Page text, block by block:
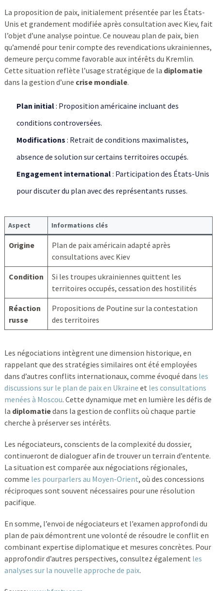
La proposition de paix, initialement présentée par les États-
Unis et grandement modifiée après consultation avec Kiev, fait
l’objet d’une analyse pointue. Ce nouveau plan de paix, bien
qu’amendé pour tenir compte des revendications ukrainiennes,
demeure perçu comme favorable aux intérêts du Kremlin.
Cette situation reflète l’usage stratégique de la diplomatie
dans la gestion d’une crise mondiale.
Plan initial: Proposition américaine incluant des
conditions controversées.
Modifications : Retrait de conditions maximalistes,
absence de solution sur certains territoires occupés.
Engagement international: Participation des États-Unis
pour discuter du plan avec des représentants russes.
Aspect Informations clés
Origine
Plan de paix américain adapté après
consultations avec Kiev
Condition
Si les troupes ukrainiennes quittent les
territoires occupés, cessation des hostilités
Réaction
russe
Propositions de Poutine sur la contestation
des territoires
Les négociations intègrent une dimension historique, en
rappelant que des stratégies similaires ont été employées
dans d’autres conflits internationaux, comme évoqué dans les
discussions sur le plan de paix en Ukraine et les consultations
menées à Moscou. Cette dynamique met en lumière les défis de
la diplomatiedans la gestion de conflits où chaque partie
cherche à préserver ses intérêts.
Les négociateurs, conscients de la complexité du dossier,
continueront de dialoguer afin de trouver un terrain d’entente.
La situation est comparée aux négociations régionales,
comme les pourparlers au Moyen-Orient, où des concessions
réciproques sont souvent nécessaires pour une résolution
pacifique.
En somme, l’envoi de négociateurs et l’examen approfondi du
plan de paix démontrent une volonté de résoudre le conflit en
combinant expertise diplomatique et mesures concrètes. Pour
approfondir d’autres perspectives, consultez également les
analyses sur la nouvelle approche de paix.